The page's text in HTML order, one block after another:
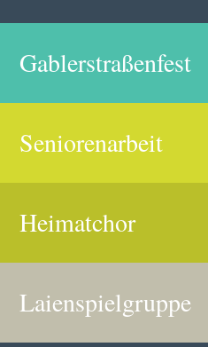
Gablerstraßenfest
Seniorenarbeit
Heimatchor
Laienspielgruppe